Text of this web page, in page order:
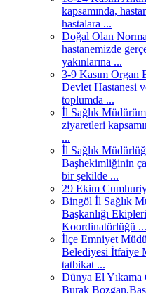
kapsamında,
hastalara ...
Doğal Olan
hastanemizde
yakınlarına ...
3-9 Kasım Organ
Devlet Hastanesi
toplumda ...
İl Sağlık
ziyaretleri
...
İl Sağlık
Başhekimliğinin
bir şekilde ...
29 Ekim
Bingöl İl Sağlık
Başkanlığı
Koordinatörlüğü ...
İlçe Emniyet
Belediyesi İtfaiye
tatbikat ...
Dünya El Yıkama
Burak